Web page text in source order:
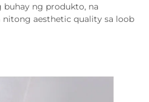
buhay ng produkto, na
aesthetic quality sa loob